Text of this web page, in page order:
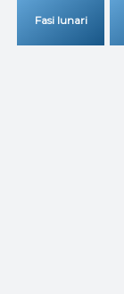
Fasi lunari